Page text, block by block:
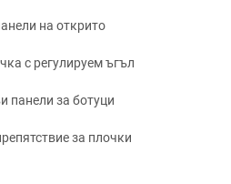
на открито
с регулируем ъгъл
панели за ботуци
за плочки